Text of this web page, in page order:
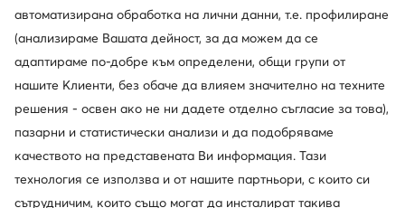
Guess
Ботуши · Черен · 8.5 cm
Guess
Ботуши · Черен · 7 cm
автоматизирана обработка на лични данни, т.е. профилиране
(анализираме Вашата дейност, за да можем да се
адаптираме по-добре към определени, общи групи от
нашите Клиенти, без обаче да влияем значително на техните
решения - освен ако не ни дадете отделно съгласие за това),
пазарни и статистически анализи и да подобряваме
качеството на представената Ви информация. Тази
технология се използва и от нашите партньори, с които си
сътрудничим, които също могат да инсталират такива